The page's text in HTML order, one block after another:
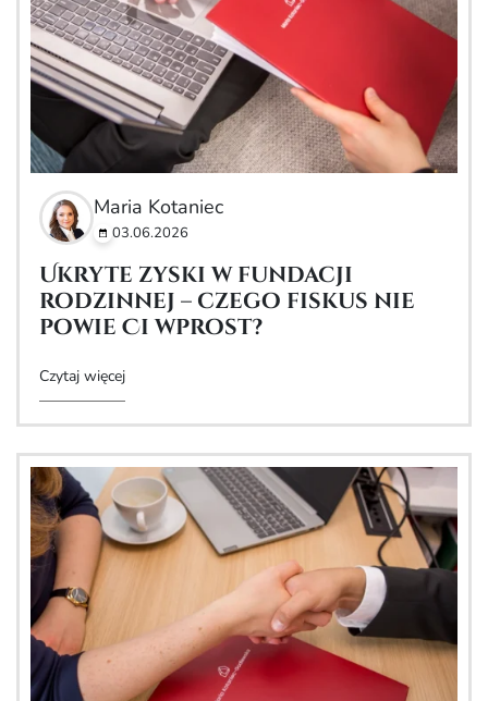
Maria Kotaniec
03.06.2026
Ukryte zyski w fundacji
rodzinnej – czego fiskus nie
powie Ci wprost?
Czytaj więcej